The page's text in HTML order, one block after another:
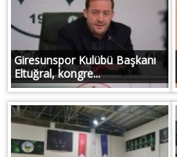
Giresunspor Kulübü Başkanı
Eltuğral, kongre...